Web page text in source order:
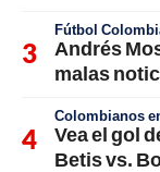
Fútbol
Andrés
malas
Colombianos
Vea el gol
Betis vs.